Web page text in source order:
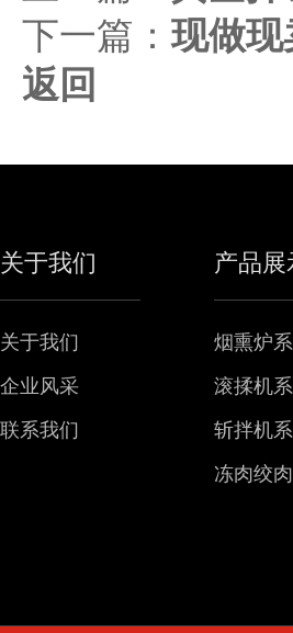
下一篇：现做
返回
关于我们
关于我们
企业风采
联系我们
产品展
烟熏炉系
滚揉机系
斩拌机系
冻肉绞